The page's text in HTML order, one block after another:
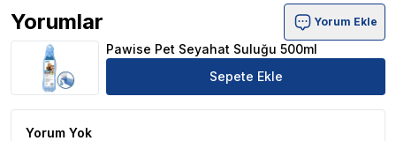
Yorumlar
Pawise Pet Seyahat Suluğu 500ml Ürün Yorumları
Yorum Ekle
Pawise Pet Seyahat Suluğu 500ml
Sepete Ekle
Yorum Yok